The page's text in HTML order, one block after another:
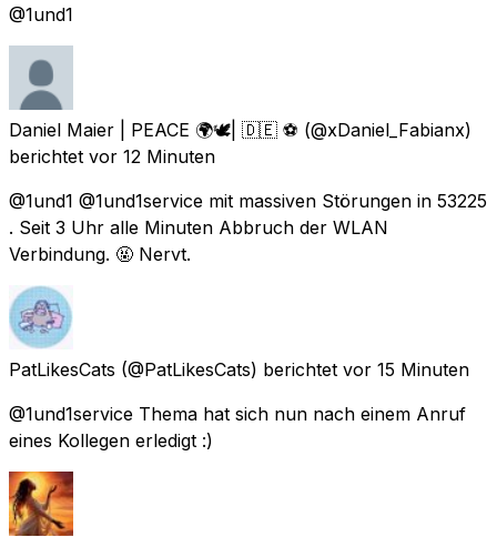
@1und1
Daniel Maier | PEACE 🌍🕊| 🇩🇪 ⚽️ (@xDaniel_Fabianx)
berichtet vor 12 Minuten
@1und1 @1und1service mit massiven Störungen in 53225
. Seit 3 Uhr alle Minuten Abbruch der WLAN
Verbindung. 🤬 Nervt.
PatLikesCats (@PatLikesCats) berichtet vor 15 Minuten
@1und1service Thema hat sich nun nach einem Anruf
eines Kollegen erledigt :)